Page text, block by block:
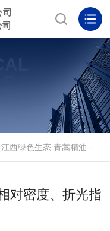
江西绿色生态 青蒿精油 - 相对密度、折光指数的评价方法
对密度、折光指